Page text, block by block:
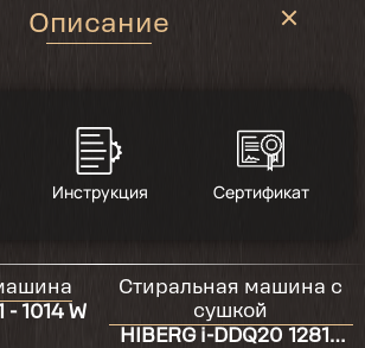
Описание
Инструкция Сертификат
- 1014 W
Стиральная машина с
сушкой
HIBERG i-DDQ20 12814